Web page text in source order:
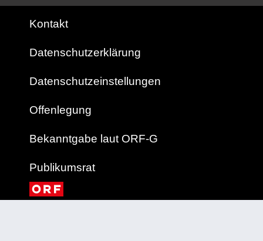
Kontakt
Datenschutzerklärung
Datenschutzeinstellungen
Offenlegung
Bekanntgabe laut ORF-G
Publikumsrat